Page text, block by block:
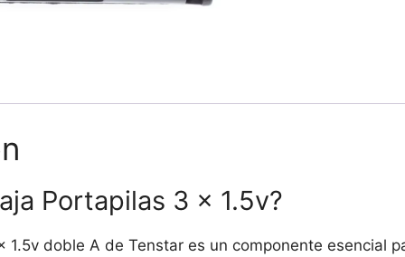
Portapilas 3 x 1.5v?
1.5v doble A de Tenstar es un componente esencial